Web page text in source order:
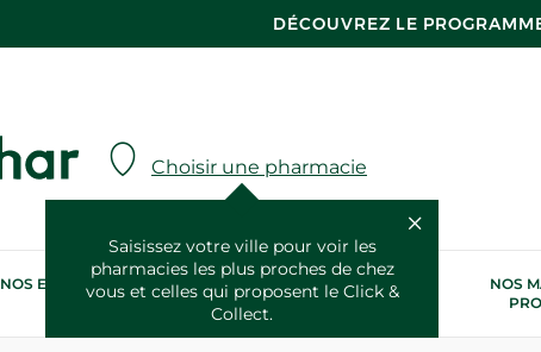
DÉCOUVREZ LE
Choisir une pharmacie
Saisissez votre ville pour voir les
pharmacies les plus proches de chez
vous et celles qui proposent le Click &
Collect.
NOS ENGAGEMENTS
RSE
NOS SERVICES
SANTÉ
NOS